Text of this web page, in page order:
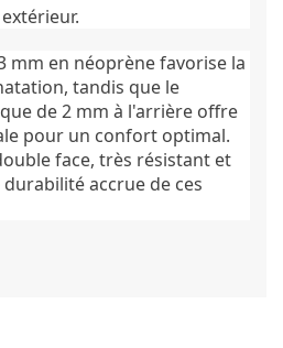
mm en néoprène favorise la
tandis que le
de 2 mm à l'arrière offre
pour un confort optimal.
face, très résistant et
accrue de ces